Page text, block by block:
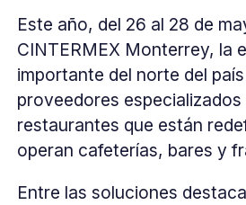
Este año, del 26 al 28 de
CINTERMEX Monterrey, la
importante del norte del
proveedores
restaurantes que están
operan cafeterías, bares y
Entre las soluciones